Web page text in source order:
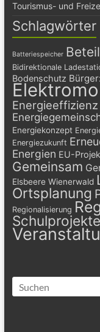
Tourismus- und
Schlagwörter
Batteriespeicher
Bidirektionale
Bodenschutz
Energieeffizienz
Energiekonzept
Energiezukunft
Energien EU-
Gemeinsam
Elsbeere Wienerwald
Ortsplanung
Regionalisierung
Schulprojekte